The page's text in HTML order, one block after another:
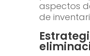
aspectos
de